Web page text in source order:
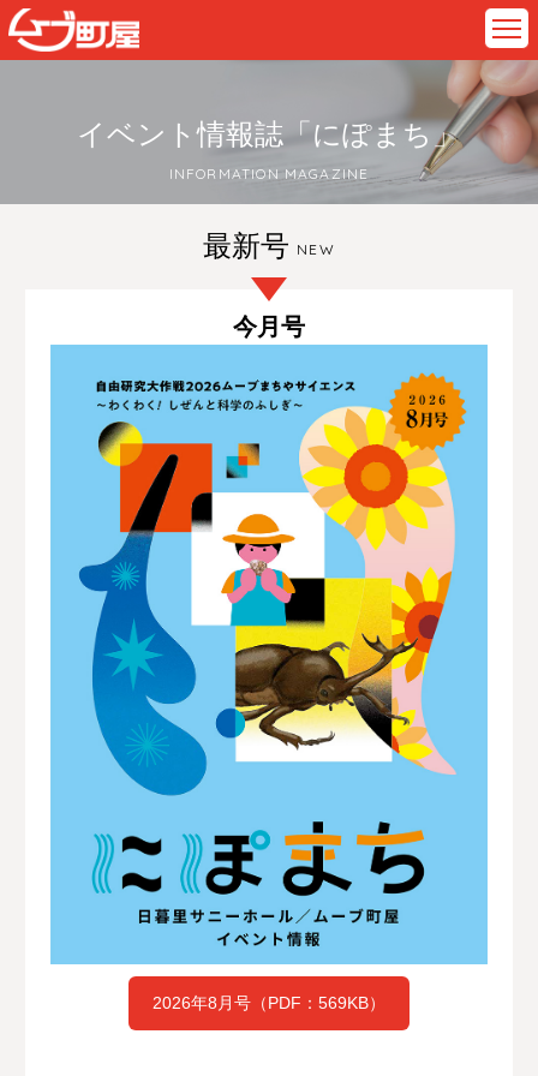
イベント情報誌「にぽまち」
INFORMATION MAGAZINE
最新号 NEW
今月号
2026年8月号（PDF：569KB）